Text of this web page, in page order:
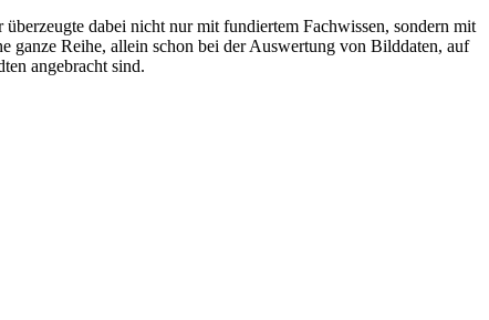
dabei nicht nur mit fundiertem Fachwissen, sondern mit
ganze Reihe, allein schon bei der Auswertung von Bilddaten, auf
angebracht sind.